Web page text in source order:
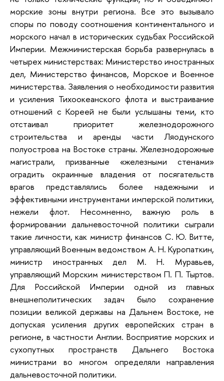
морские зоны внутри региона. Все это вызывало
споры по поводу соотношения континентального и
морского начал в исторических судьбах Российской
Империи. Межминистерская борьба развернулась в
четырех министерствах: Министерство иностранных
дел, Министерство финансов, Морское и Военное
министерства. Заявления о необходимости развития
и усиления Тихоокеанского флота и выстраивание
отношений с Кореей не были услышаны теми, кто
отстаивал приоритет железнодорожного
строительства и аренды части Ляодунского
полуострова на Востоке страны. Железнодорожные
магистрали, призванные «железными стенами»
оградить окраинные владения от посягательств
врагов представлялись более надежными и
эффективными инструментами имперской политики,
нежели флот. Несомненно, важную роль в
формировании дальневосточной политики сыграли
такие личности, как министр финансов С. Ю. Витте,
управляющий Военным ведомством А. Н. Куропаткин,
министр иностранных дел М. Н. Муравьев,
управляющий Морским министерством П. П. Тыртов.
Для Российской Империи одной из главных
внешнеполитических задач было сохранение
позиции великой державы на Дальнем Востоке, не
допуская усиления других европейских стран в
регионе, в частности Англии. Восприятие морских и
сухопутных пространств Дальнего Востока
министрами во многом определяли направления
дальневосточной политики.